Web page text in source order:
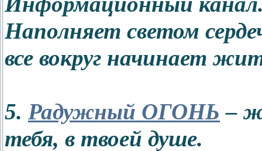
Наполняет светом
все вокруг начинает
5. Радужный ОГОНЬ –
тебя, в твоей душе.